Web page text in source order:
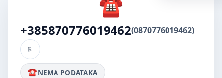
+385870776019462(0870776019462)
NEMA PODATAKA